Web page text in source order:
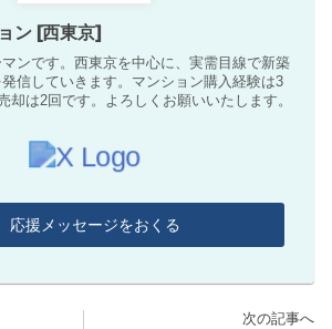
ン [西東京]
ンです。西東京を中心に、実需目線で新築
信していきます。マンション購入経験は3
却は2回です。よろしくお願いいたします。
応援メッセージをおくる